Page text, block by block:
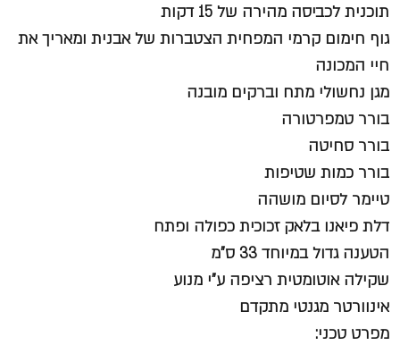
תוכנית לכביסה מהירה של 15 דקות
גוף חימום קרמי המפחית הצטברות של אבנית ומאריך את
חיי המכונה
מגן נחשולי מתח וברקים מובנה
בורר טמפרטורה
בורר סחיטה
בורר כמות שטיפות
טיימר לסיום מושהה
דלת פיאנו בלאק זכוכית כפולה ופתח
הטענה גדול במיוחד 33 ס"מ
שקילה אוטומטית רציפה ע"י מנוע
אינוורטר מגנטי מתקדם
מפרט טכני: